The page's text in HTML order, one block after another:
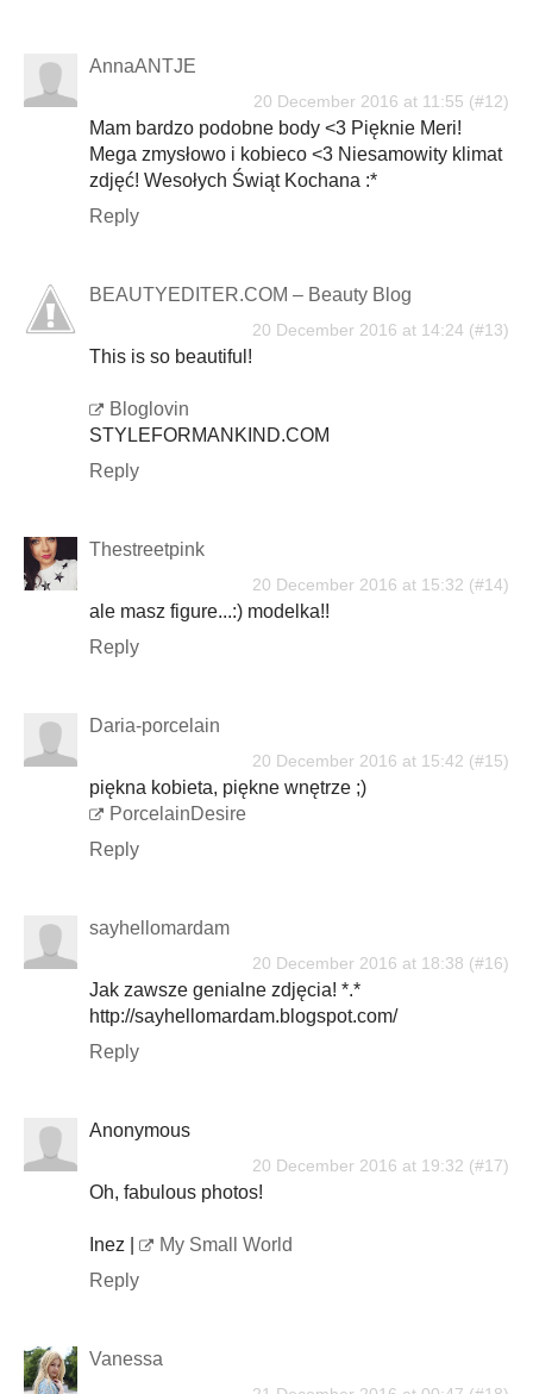
AnnaANTJE
20 December 2016 at 11:55
Mam bardzo podobne body <3 Pięknie Meri!
Mega zmysłowo i kobieco <3 Niesamowity klimat
zdjęć! Wesołych Świąt Kochana :*
Reply
BEAUTYEDITER.COM – Beauty Blog
20 December 2016 at 14:24
This is so beautiful!
Bloglovin
STYLEFORMANKIND.COM
Reply
Thestreetpink
20 December 2016 at 15:32
ale masz figure...:) modelka!!
Reply
Daria-porcelain
20 December 2016 at 15:42
piękna kobieta, piękne wnętrze ;)
PorcelainDesire
Reply
sayhellomardam
20 December 2016 at 18:38
Jak zawsze genialne zdjęcia! *.*
http://sayhellomardam.blogspot.com/
Reply
Anonymous
20 December 2016 at 19:32
Oh, fabulous photos!
Inez |
My Small World
Reply
Vanessa